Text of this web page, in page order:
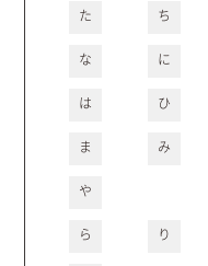
た ち
な に
は ひ
ま み
や
ら り